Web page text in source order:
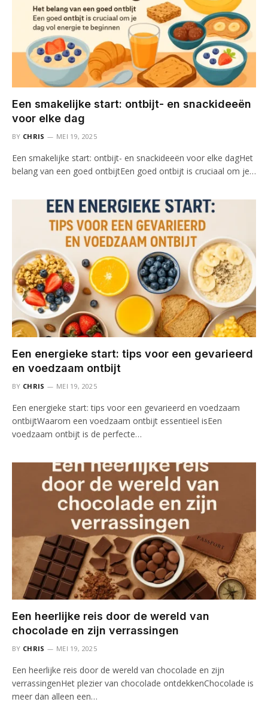
Een smakelijke start: ontbijt- en snackideeën
voor elke dag
BY CHRIS MEI 19, 2025
Een smakelijke start: ontbijt- en snackideeën voor elke dagHet
belang van een goed ontbijtEen goed ontbijt is cruciaal om je…
Een energieke start: tips voor een gevarieerd
en voedzaam ontbijt
BY CHRIS MEI 19, 2025
Een energieke start: tips voor een gevarieerd en voedzaam
ontbijtWaarom een voedzaam ontbijt essentieel isEen
voedzaam ontbijt is de perfecte…
Een heerlijke reis door de wereld van
chocolade en zijn verrassingen
BY CHRIS MEI 19, 2025
Een heerlijke reis door de wereld van chocolade en zijn
verrassingenHet plezier van chocolade ontdekkenChocolade is
meer dan alleen een…